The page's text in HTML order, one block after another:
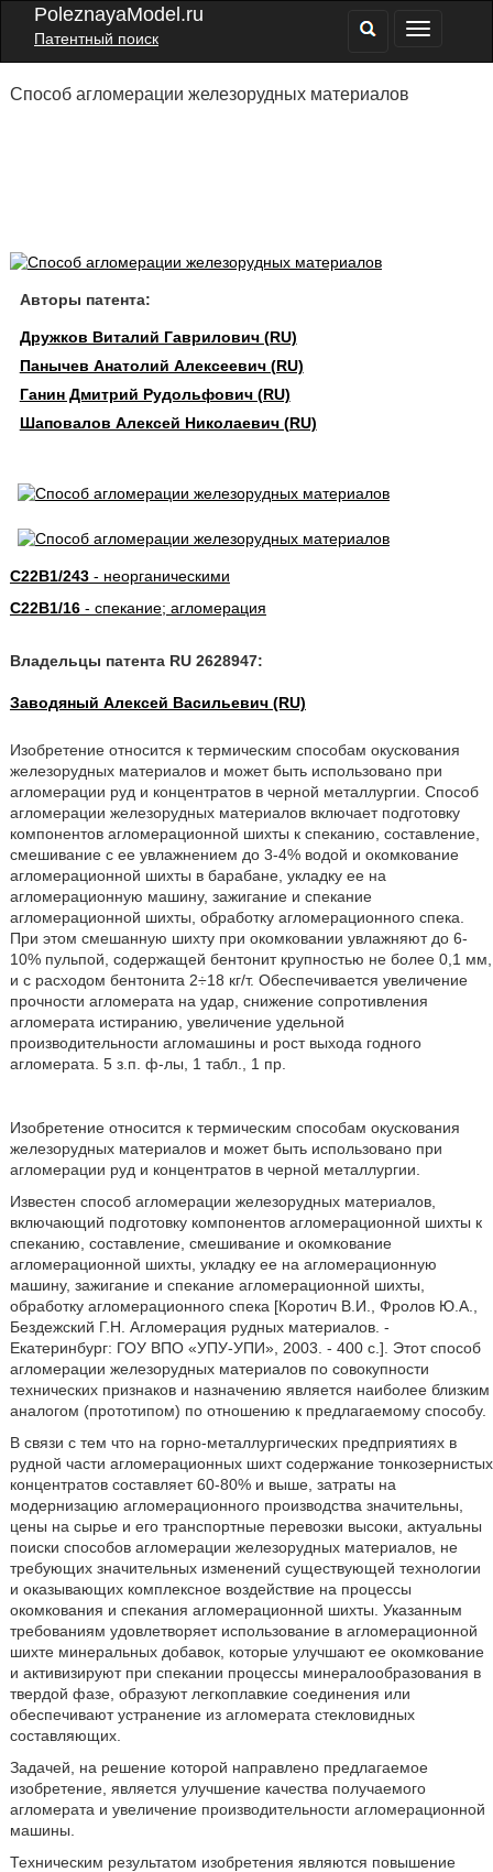
PoleznayaModel.ru
Патентный поиск
Способ агломерации железорудных материалов
Авторы патента:
Дружков Виталий Гаврилович (RU)
Панычев Анатолий Алексеевич (RU)
Ганин Дмитрий Рудольфович (RU)
Шаповалов Алексей Николаевич (RU)
C22B1/243- неорганическими
C22B1/16- спекание; агломерация
Владельцы патента RU 2628947:
Заводяный Алексей Васильевич (RU)
Изобретение относится к термическим способам окускования
железорудных материалов и может быть использовано при
агломерации руд и концентратов в черной металлургии. Способ
агломерации железорудных материалов включает подготовку
компонентов агломерационной шихты к спеканию, составление,
смешивание с ее увлажнением до 3-4% водой и окомкование
агломерационной шихты в барабане, укладку ее на
агломерационную машину, зажигание и спекание
агломерационной шихты, обработку агломерационного спека.
При этом смешанную шихту при окомковании увлажняют до 6-
10% пульпой, содержащей бентонит крупностью не более 0,1 мм,
и с расходом бентонита 2÷18 кг/т. Обеспечивается увеличение
прочности агломерата на удар, снижение сопротивления
агломерата истиранию, увеличение удельной
производительности агломашины и рост выхода годного
агломерата. 5 з.п. ф-лы, 1 табл., 1 пр.
Изобретение относится к термическим способам окускования
железорудных материалов и может быть использовано при
агломерации руд и концентратов в черной металлургии.
Известен способ агломерации железорудных материалов,
включающий подготовку компонентов агломерационной шихты к
спеканию, составление, смешивание и окомкование
агломерационной шихты, укладку ее на агломерационную
машину, зажигание и спекание агломерационной шихты,
обработку агломерационного спека [Коротич В.И., Фролов Ю.А.,
Бездежский Г.Н. Агломерация рудных материалов. -
Екатеринбург: ГОУ ВПО «УПУ-УПИ», 2003. - 400 с.]. Этот способ
агломерации железорудных материалов по совокупности
технических признаков и назначению является наиболее близким
аналогом (прототипом) по отношению к предлагаемому способу.
В связи с тем что на горно-металлургических предприятиях в
рудной части агломерационных шихт содержание тонкозернистых
концентратов составляет 60-80% и выше, затраты на
модернизацию агломерационного производства значительны,
цены на сырье и его транспортные перевозки высоки, актуальны
поиски способов агломерации железорудных материалов, не
требующих значительных изменений существующей технологии
и оказывающих комплексное воздействие на процессы
окомкования и спекания агломерационной шихты. Указанным
требованиям удовлетворяет использование в агломерационной
шихте минеральных добавок, которые улучшают ее окомкование
и активизируют при спекании процессы минералообразования в
твердой фазе, образуют легкоплавкие соединения или
обеспечивают устранение из агломерата стекловидных
составляющих.
Задачей, на решение которой направлено предлагаемое
изобретение, является улучшение качества получаемого
агломерата и увеличение производительности агломерационной
машины.
Техническим результатом изобретения являются повышение